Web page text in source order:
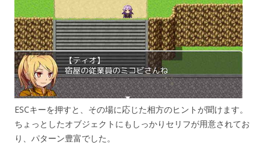
ESCキーを押すと、その場に応じた相方のヒントが聞けます。
ちょっとしたオブジェクトにもしっかりセリフが用意されてお
り、パターン豊富でした。